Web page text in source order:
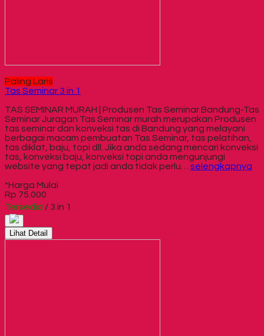
Paling Laris
Tas Seminar 3 in 1
TAS SEMINAR MURAH | Produsen Tas Seminar Bandung-Tas
Seminar Juragan Tas Seminar murah merupakan Produsen
tas seminar dan konveksi tas di Bandung yang melayani
berbagai macam pembuatan Tas Seminar, tas pelatihan,
tas diklat, baju, topi dll. Jika anda sedang mencari konveksi
tas, konveksi baju, konveksi topi anda mengunjungi
website yang tepat jadi anda tidak perlu… selengkapnya
*Harga Mulai
Rp 75.000
Tersedia / 3 in 1
Lihat Detail